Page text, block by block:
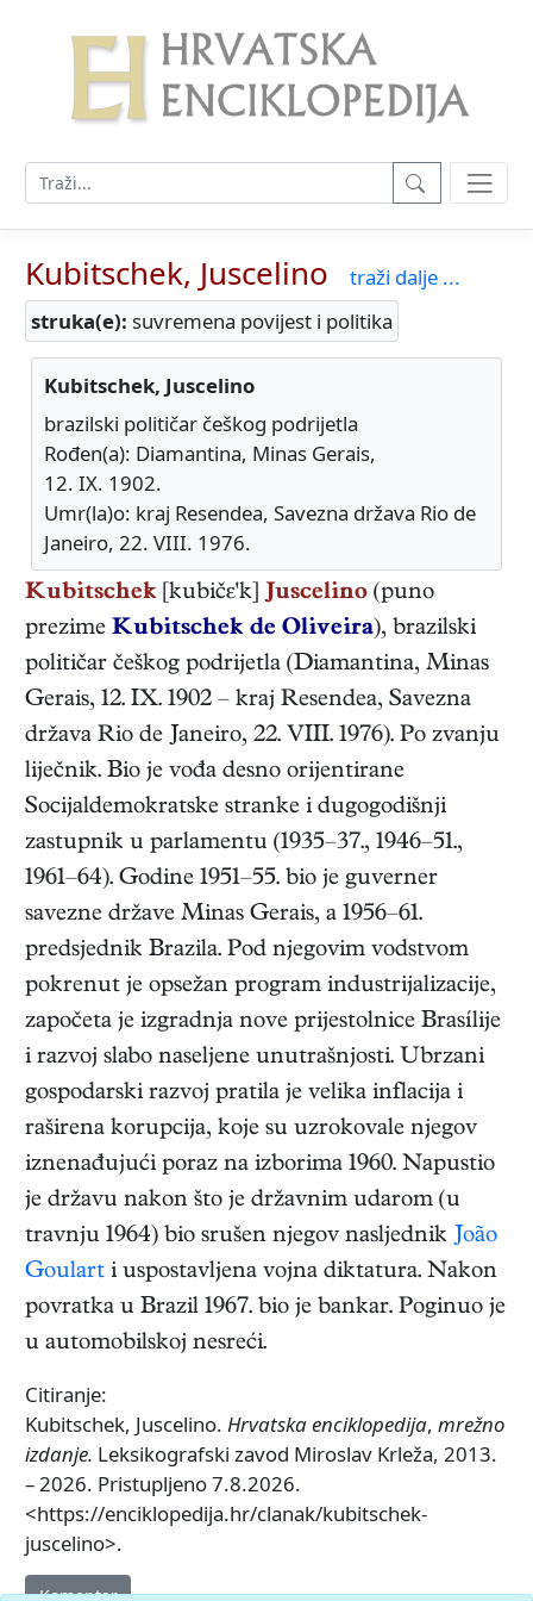
Kubitschek, Juscelino
traži dalje ...
struka(e): suvremena povijest i politika
Kubitschek, Juscelino
brazilski političar češkog podrijetla
Rođen(a): Diamantina, Minas Gerais,
12. IX. 1902.
Umr(la)o: kraj Resendea, Savezna država Rio de
Janeiro, 22. VIII. 1976.
Kubitschek [kubičε'k] Juscelino (puno
prezime Kubitschek de Oliveira), brazilski
političar češkog podrijetla (Diamantina, Minas
Gerais, 12. IX. 1902 – kraj Resendea, Savezna
država Rio de Janeiro, 22. VIII. 1976). Po zvanju
liječnik. Bio je vođa desno orijentirane
Socijaldemokratske stranke i dugogodišnji
zastupnik u parlamentu (1935–37., 1946–51.,
1961–64). Godine 1951–55. bio je guverner
savezne države Minas Gerais, a 1956–61.
predsjednik Brazila. Pod njegovim vodstvom
pokrenut je opsežan program industrijalizacije,
započeta je izgradnja nove prijestolnice Brasílije
i razvoj slabo naseljene unutrašnjosti. Ubrzani
gospodarski razvoj pratila je velika inflacija i
raširena korupcija, koje su uzrokovale njegov
iznenađujući poraz na izborima 1960. Napustio
je državu nakon što je državnim udarom (u
travnju 1964) bio srušen njegov nasljednik João
Goulart i uspostavljena vojna diktatura. Nakon
povratka u Brazil 1967. bio je bankar. Poginuo je
u automobilskoj nesreći.
Citiranje:
Kubitschek, Juscelino. Hrvatska enciklopedija, mrežno
izdanje. Leksikografski zavod Miroslav Krleža, 2013.
– 2026. Pristupljeno 7.8.2026.
<https://enciklopedija.hr/clanak/kubitschek-
juscelino>.
Komentar